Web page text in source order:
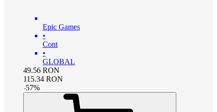
Epic Games
•
Cont
•
GLOBAL
49.56 RON
115.34 RON
-57%